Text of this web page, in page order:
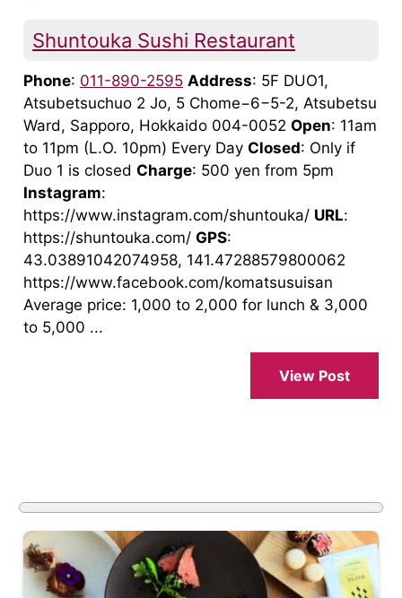
Shuntouka Sushi Restaurant
Phone: 011-890-2595 Address: 5F DUO1,
Atsubetsuchuo 2 Jo, 5 Chome−6−5-2, Atsubetsu
Ward, Sapporo, Hokkaido 004-0052 Open: 11am
to 11pm (L.O. 10pm) Every Day Closed: Only if
Duo 1 is closed Charge: 500 yen from 5pm
Instagram:
https://www.instagram.com/shuntouka/ URL:
https://shuntouka.com/ GPS:
43.03891042074958, 141.47288579800062
https://www.facebook.com/komatsusuisan
Average price: 1,000 to 2,000 for lunch & 3,000
to 5,000 ...
View Post